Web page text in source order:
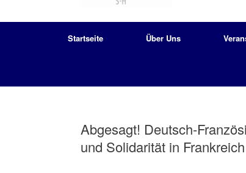
Startseite Über Uns
Abgesagt! Deutsch-
und Solidarität in